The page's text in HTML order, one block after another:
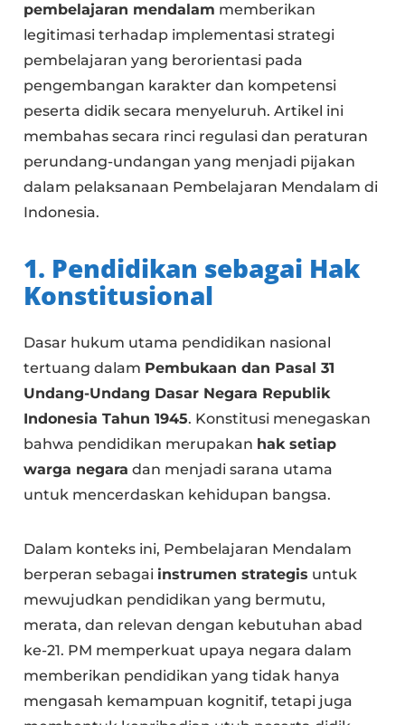
pembelajaran mendalam memberikan
legitimasi terhadap implementasi strategi
pembelajaran yang berorientasi pada
pengembangan karakter dan kompetensi
peserta didik secara menyeluruh. Artikel ini
membahas secara rinci regulasi dan peraturan
perundang-undangan yang menjadi pijakan
dalam pelaksanaan Pembelajaran Mendalam di
Indonesia.
1. Pendidikan sebagai Hak
Konstitusional
Dasar hukum utama pendidikan nasional
tertuang dalam Pembukaan dan Pasal 31
Undang-Undang Dasar Negara Republik
Indonesia Tahun 1945. Konstitusi menegaskan
bahwa pendidikan merupakan hak setiap
warga negara dan menjadi sarana utama
untuk mencerdaskan kehidupan bangsa.
Dalam konteks ini, Pembelajaran Mendalam
berperan sebagai instrumen strategis untuk
mewujudkan pendidikan yang bermutu,
merata, dan relevan dengan kebutuhan abad
ke-21. PM memperkuat upaya negara dalam
memberikan pendidikan yang tidak hanya
mengasah kemampuan kognitif, tetapi juga